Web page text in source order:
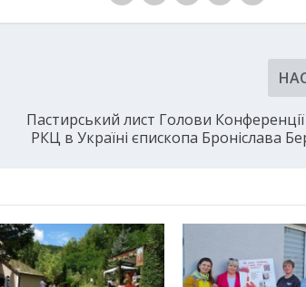
Пастирський лист Голови
РКЦ в Україні єпископа Броніслава